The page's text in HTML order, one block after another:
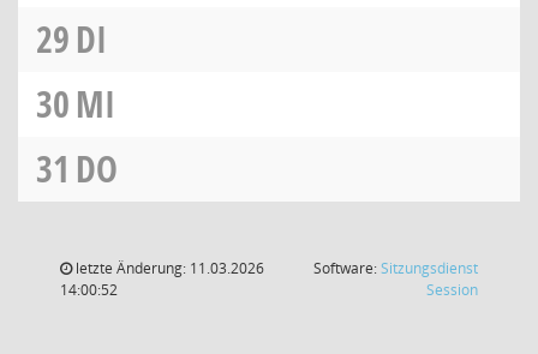
29DI
30MI
31 DO
letzte Änderung: 11.03.2026
14:00:52
Software:Sitzungsdienst
Session(Wird in